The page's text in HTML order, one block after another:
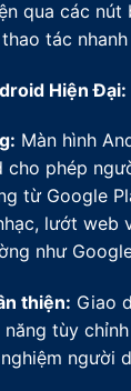
qua các nút
tác
Hiện Đại:
Màn hình
cho phép
từ Google
lướt web
như
thiện: Giao
tùy
người